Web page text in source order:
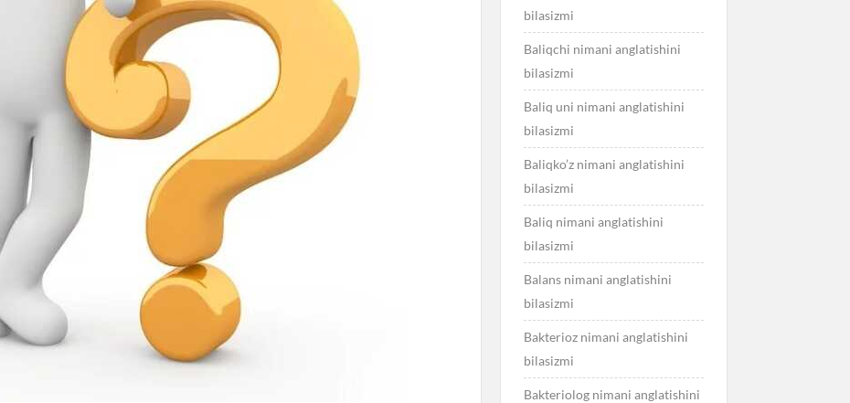
bilasizmi
Baliqchi nimani anglatishini
bilasizmi
Baliq uni nimani anglatishini
bilasizmi
Baliqko’z nimani anglatishini
bilasizmi
Baliq nimani anglatishini
bilasizmi
Balans nimani anglatishini
bilasizmi
Bakterioz nimani anglatishini
bilasizmi
Bakteriolog nimani anglatishini